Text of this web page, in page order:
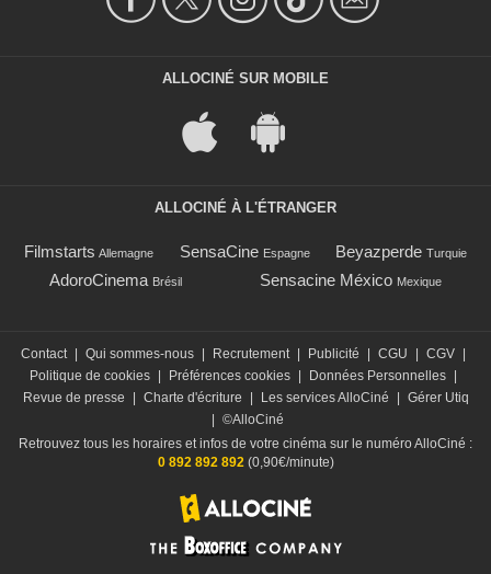
ALLOCINÉ SUR MOBILE
ALLOCINÉ À L'ÉTRANGER
Filmstarts Allemagne SensaCine Espagne Beyazperde Turquie
AdoroCinema Brésil Sensacine México Mexique
Contact | Qui sommes-nous | Recrutement | Publicité | CGU | CGV |
Politique de cookies | Préférences cookies | Données Personnelles |
Revue de presse
| Charte d'écriture | Les services AlloCiné | Gérer Utiq
| ©AlloCiné
Retrouvez tous les horaires et infos de votre cinéma sur le numéro AlloCiné :
0 892 892 892(0,90€/minute)